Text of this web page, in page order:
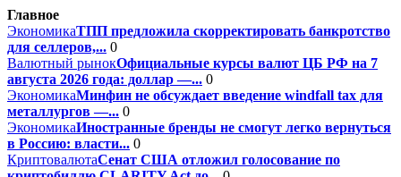
Главное
ЭкономикаТПП предложила скорректировать банкротство
для селлеров,... 0
Валютный рынокОфициальные курсы валют ЦБ РФ на 7
августа 2026 года: доллар —... 0
ЭкономикаМинфин не обсуждает введение windfall tax для
металлургов —... 0
ЭкономикаИностранные бренды не смогут легко вернуться
в Россию: власти... 0
КриптовалютаСенат США отложил голосование по